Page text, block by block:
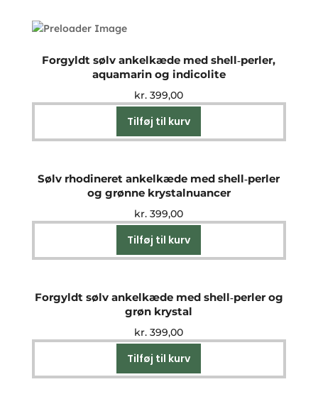
Forgyldt sølv ankelkæde med shell‑perler,
aquamarin og indicolite
kr. 399,00
Tilføj til kurv
Sølv rhodineret ankelkæde med shell‑perler
og grønne krystalnuancer
kr. 399,00
Tilføj til kurv
Forgyldt sølv ankelkæde med shell‑perler og
grøn krystal
kr. 399,00
Tilføj til kurv